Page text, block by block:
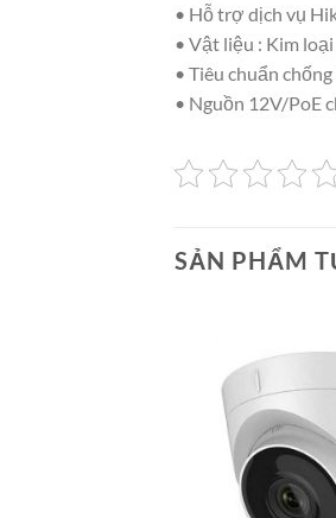
• Hỗ trợ dịch vụ
• Vật liệu : Kim loại
• Tiêu chuẩn
• Nguồn 12V/PoE
SẢN PHẨM